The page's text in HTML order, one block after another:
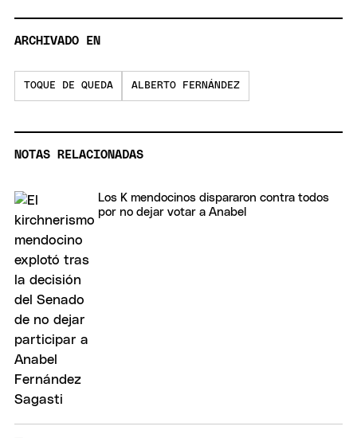
ARCHIVADO EN
TOQUE DE QUEDA ALBERTO FERNÁNDEZ
NOTAS RELACIONADAS
Los K mendocinos dispararon contra todos
por no dejar votar a Anabel